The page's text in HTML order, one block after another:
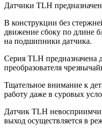
Датчики TLH
В конструкции без
движение сбоку по длине
на подшипники датчика.
Серия TLH предназначена
преобразователя
Тщательное внимание к
работу даже в суровых
Датчик TLH
выход осуществляется в